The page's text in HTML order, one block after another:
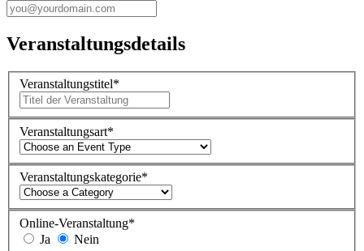
Veranstaltungsdetails
Veranstaltungstitel*
Veranstaltungsart*
Veranstaltungskategorie*
Online-Veranstaltung*
Ja
Nein